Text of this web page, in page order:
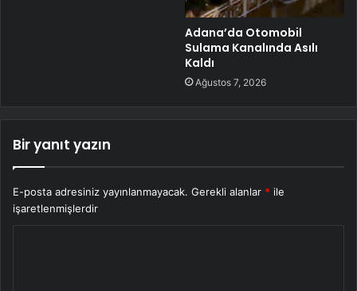
Adana’da Otomobil
Sulama Kanalında Asılı
Kaldı
Ağustos 7, 2026
Bir yanıt yazın
E-posta adresiniz yayınlanmayacak. Gerekli alanlar * ile
işaretlenmişlerdir